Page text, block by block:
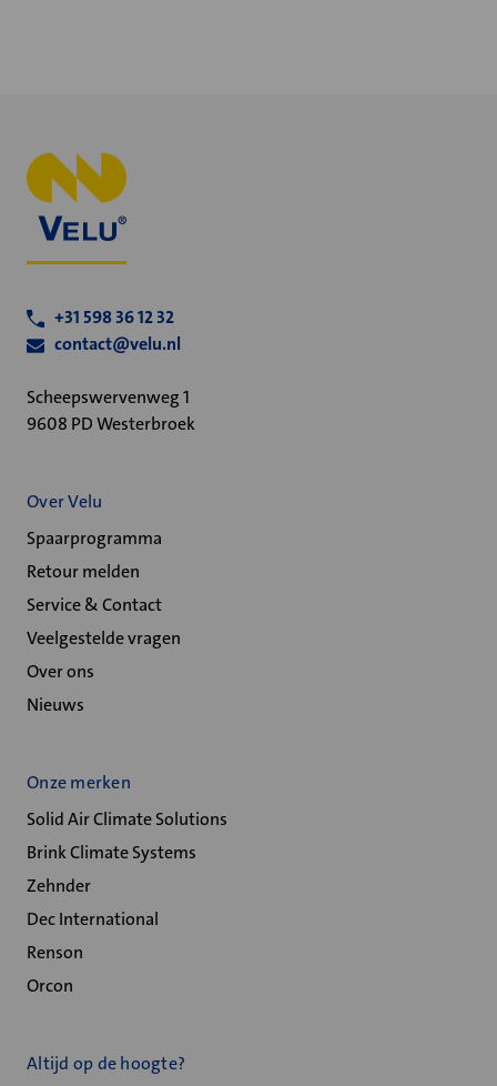
+31 598 36 12 32
contact@velu.nl
Scheepswervenweg 1
9608 PD Westerbroek
Over Velu
Spaarprogramma
Retour melden
Service & Contact
Veelgestelde vragen
Over ons
Nieuws
Onze merken
Solid Air Climate Solutions
Brink Climate Systems
Zehnder
Dec International
Renson
Orcon
Altijd op de hoogte?